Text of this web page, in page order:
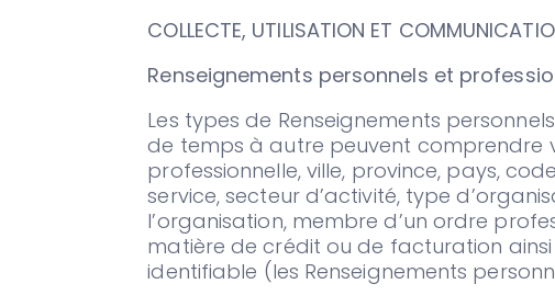
COLLECTE, UTILISATION ET
Renseignements personnels et
Les types de Renseignements
de temps à autre peuvent comprendre
professionnelle, ville, province, pays,
service, secteur d’activité, type
l’organisation, membre d’un ordre
matière de crédit ou de facturation
identifiable (les Renseignements